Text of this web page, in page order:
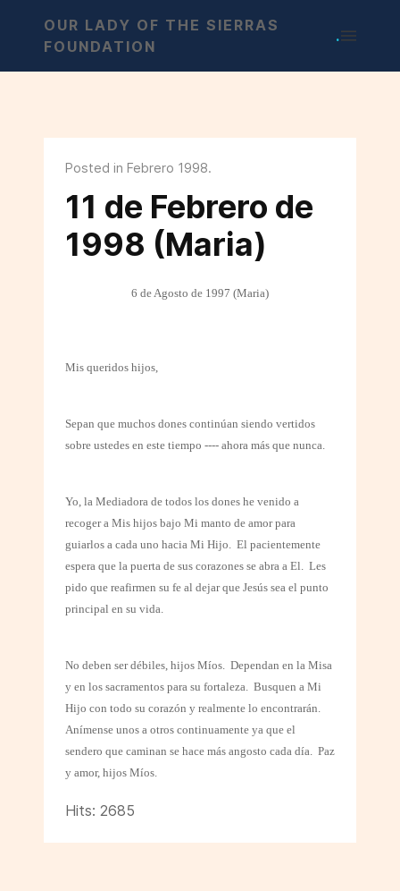
OUR LADY OF THE SIERRAS
FOUNDATION
.
Posted in Febrero 1998.
11 de Febrero de
1998 (Maria)
6 de Agosto de 1997 (Maria)
Mis queridos hijos,
Sepan que muchos dones continúan siendo vertidos
sobre ustedes en este tiempo ---- ahora más que nunca.
Yo, la Mediadora de todos los dones he venido a
recoger a Mis hijos bajo Mi manto de amor para
guiarlos a cada uno hacia Mi Hijo. El pacientemente
espera que la puerta de sus corazones se abra a El. Les
pido que reafirmen su fe al dejar que Jesús sea el punto
principal en su vida.
No deben ser débiles, hijos Míos. Dependan en la Misa
y en los sacramentos para su fortaleza. Busquen a Mi
Hijo con todo su corazón y realmente lo encontrarán.
Anímense unos a otros continuamente ya que el
sendero que caminan se hace más angosto cada día. Paz
y amor, hijos Míos.
Hits: 2685